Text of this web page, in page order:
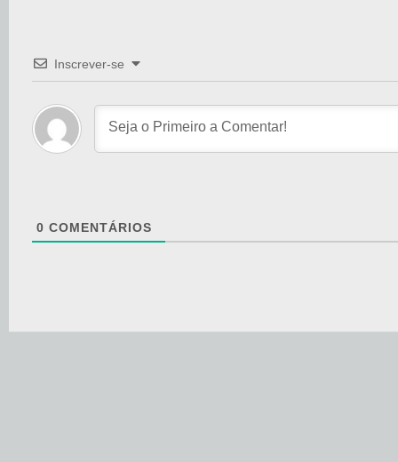
Inscrever-se
0 COMENTÁRIOS